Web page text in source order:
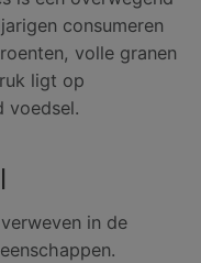
consumeren
volle granen
ligt op
voedsel.
in de